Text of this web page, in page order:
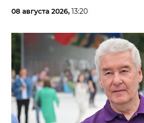
08 августа 2026, 13:20